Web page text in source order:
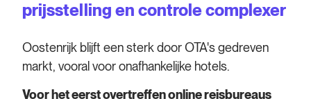
prijsstelling en controle complexer
Oostenrijk blijft een sterk door OTA's gedreven
markt, vooral voor onafhankelijke hotels.
Voor het eerst overtreffen online reisbureaus